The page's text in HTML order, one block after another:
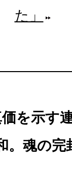
た」
を示す
。魂の完